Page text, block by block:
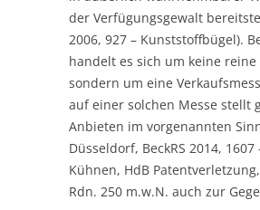
der Verfügungsgewalt
2006, 927 – Kunststoffbügel).
handelt es sich um keine reine
sondern um eine
auf einer solchen Messe stellt
Anbieten im vorgenannten
Düsseldorf, BeckRS 2014,
Kühnen, HdB
Rdn. 250 m.w.N. auch zur